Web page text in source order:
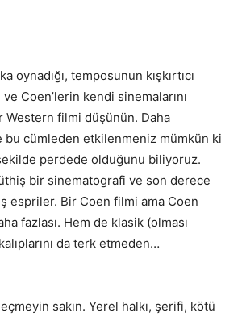
oynadığı, temposunun kışkırtıcı
Coen’lerin kendi sinemalarını
filmi düşünün. Daha
bu cümleden etkilenmeniz mümkün ki
perdede olduğunu biliyoruz.
bir sinematografi ve son derece
espriler. Bir Coen filmi ama Coen
fazlası. Hem de klasik (olması
da terk etmeden…
sakın. Yerel halkı, şerifi, kötü